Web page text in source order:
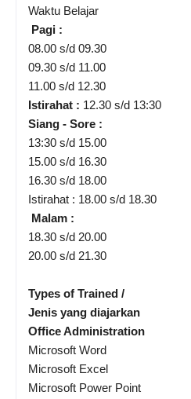
Waktu Belajar
Pagi :
08.00 s/d 09.30
09.30 s/d 11.00
11.00 s/d 12.30
Istirahat : 12.30 s/d 13:30
Siang - Sore :
13:30 s/d 15.00
15.00 s/d 16.30
16.30 s/d 18.00
Istirahat : 18.00 s/d 18.30
Malam :
18.30 s/d 20.00
20.00 s/d 21.30
Types of Trained /
Jenis yang diajarkan
Office Administration
Microsoft Word
Microsoft Excel
Microsoft Power Point